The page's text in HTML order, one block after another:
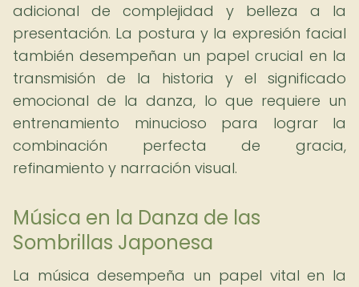
adicional de complejidad y belleza a la
presentación. La postura y la expresión facial
también desempeñan un papel crucial en la
transmisión de la historia y el significado
emocional de la danza, lo que requiere un
entrenamiento minucioso para lograr la
combinación perfecta de gracia,
refinamiento y narración visual.
Música en la Danza de las
Sombrillas Japonesa
La música desempeña un papel vital en la